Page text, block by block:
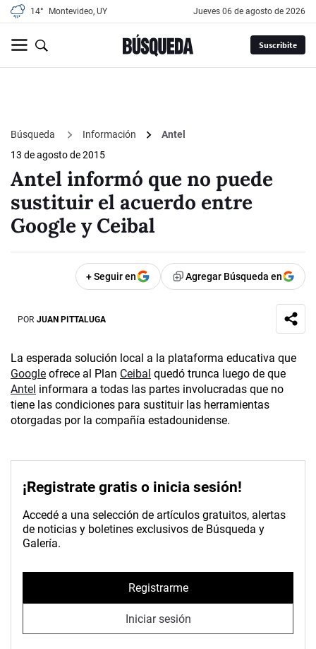
14° Montevideo, UY jueves 06 de agosto de 2026
Suscribite
Búsqueda Información
Antel
13 de agosto de 2015
Antel informó que no puede
sustituir el acuerdo entre
Google y Ceibal
+ Seguir en Agregar Búsqueda en
POR JUAN PITTALUGA
La esperada solución local a la plataforma educativa que
Google ofrece al Plan Ceibal quedó trunca luego de que
Antel informara a todas las partes involucradas que no
tiene las condiciones para sustituir las herramientas
otorgadas por la compañía estadounidense.
¡Registrate gratis o inicia sesión!
Accedé a una selección de artículos gratuitos, alertas
de noticias y boletines exclusivos de Búsqueda y
Galería.
Registrarme
Iniciar sesión